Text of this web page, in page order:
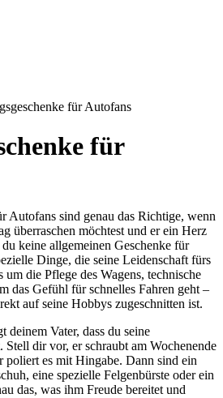
für Autofans
für
Autofans sind genau das Richtige, wenn
überraschen möchtest und er ein Herz
keine allgemeinen Geschenke für
Dinge, die seine Leidenschaft fürs
die Pflege des Wagens, technische
das Gefühl für schnelles Fahren geht –
auf seine Hobbys zugeschnitten ist.
deinem Vater, dass du seine
Stell dir vor, er schraubt am Wochenende
poliert es mit Hingabe. Dann sind ein
eine spezielle Felgenbürste oder ein
das, was ihm Freude bereitet und